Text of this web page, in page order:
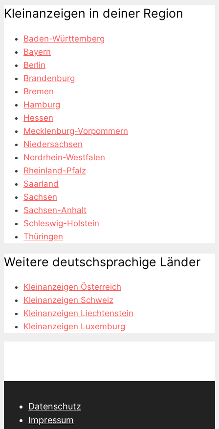
Kleinanzeigen in deiner Region
Baden-Württemberg
Bayern
Berlin
Brandenburg
Bremen
Hamburg
Hessen
Mecklenburg-Vorpommern
Niedersachsen
Nordrhein-Westfalen
Rheinland-Pfalz
Saarland
Sachsen
Sachsen-Anhalt
Schleswig-Holstein
Thüringen
Weitere deutschsprachige Länder
Kleinanzeigen Österreich
Kleinanzeigen Schweiz
Kleinanzeigen Liechtenstein
Kleinanzeigen Luxemburg
Datenschutz
Impressum